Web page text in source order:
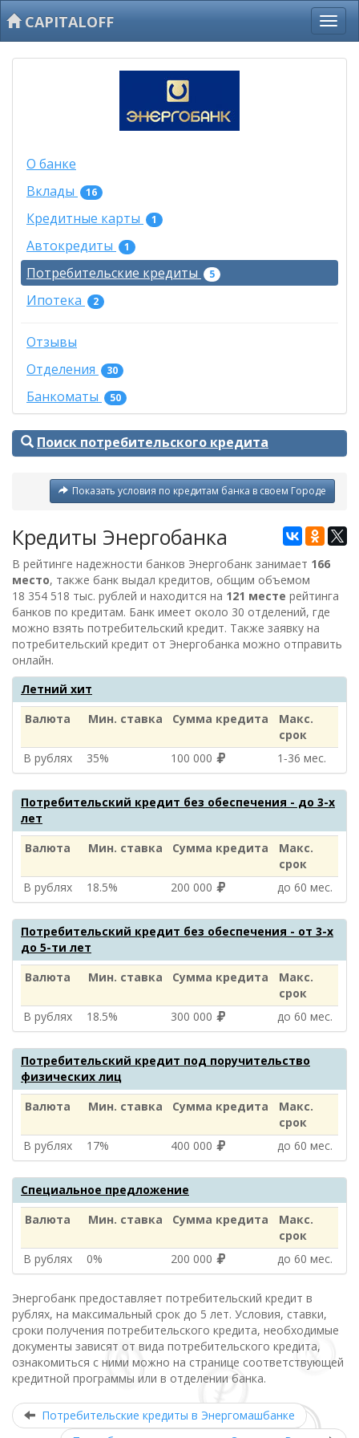
CAPITALOFF
О банке
Вклады
16
Кредитные карты 1
Автокредиты 1
Потребительские кредиты 5
Ипотека 2
Отзывы
Отделения
30
Банкоматы 50
Поиск потребительского кредита
Показать условия по кредитам банка в своем Городе
Кредиты Энергобанка
В рейтинге надежности банков Энергобанк занимает 166
место, также банк выдал кредитов, общим объемом
18 354 518 тыс. рублей и находится на 121 месте рейтинга
банков по кредитам. Банк имеет около 30 отделений, где
можно взять потребительский кредит. Также заявку на
потребительский кредит от Энергобанка можно отправить
онлайн.
Летний хит
Валюта
Мин. ставка Сумма кредита
Макс.
срок
В рублях
35% 100 000 1‑36 мес.
Потребительский кредит без обеспечения - до 3-х
лет
Валюта
Мин. ставка Сумма кредита
Макс.
срок
В рублях
18.5% 200 000 до 60 мес.
Потребительский кредит без обеспечения - от 3-х
до 5-ти лет
Валюта
Мин. ставка Сумма кредита
Макс.
срок
В рублях
18.5% 300 000 до 60 мес.
Потребительский кредит под поручительство
физических лиц
Валюта
Мин. ставка Сумма кредита
Макс.
срок
В рублях
17% 400 000 до 60 мес.
Специальное предложение
Валюта
Мин. ставка Сумма кредита
Макс.
срок
В рублях
0% 200 000 до 60 мес.
Энергобанк предоставляет потребительский кредит в
рублях, на максимальный срок до 5 лет. Условия, ставки,
сроки получения потребительского кредита, необходимые
документы зависят от вида потребительского кредита,
ознакомиться с ними можно на странице соответствующей
кредитной программы или в отделении банка.
Потребительские кредиты в Энергомашбанке